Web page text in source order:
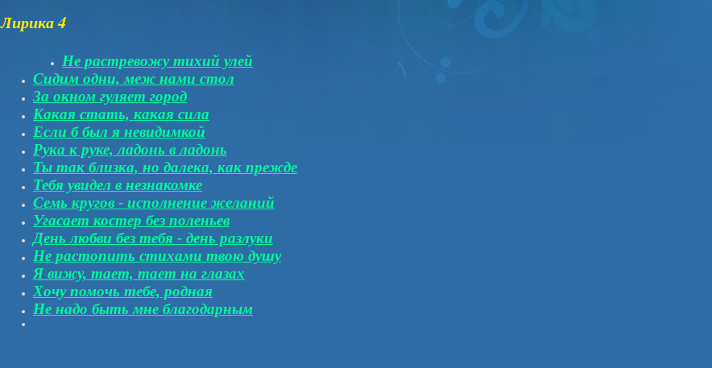
Лирика 4
Не растревожу тихий улей
Сидим одни, меж нами стол
За окном гуляет город
Какая стать, какая сила
Если б был я невидимкой
Рука к руке, ладонь в ладонь
Ты так близка, но далека, как прежде
Тебя увидел в незнакомке
Семь кругов - исполнение желаний
Угасает костер без поленьев
День любви без тебя - день разлуки
Не растопить стихами твою душу
Я вижу, тает, тает на глазах
Хочу помочь тебе, родная
Не надо быть мне благодарным